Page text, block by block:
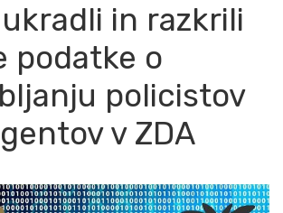
in razkrili
podatke o
policistov
v ZDA